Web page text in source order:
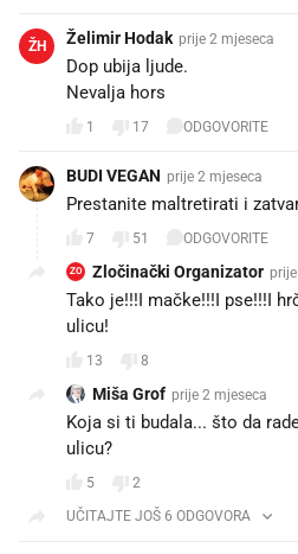
ŽH Želimir Hodak prije 2 mjeseca
Dop ubija ljude.
Nevalja hors
1 17 ODGOVORITE
BUDI VEGAN prije 2 mjeseca
Prestanite maltretirati i
7 51 ODGOVORITE
ZO Zločinački Organizator
Tako je!!!I mačke!!!I pse!!!I
ulicu!
13 8
Miša Grof prije 2 mjeseca
Koja si ti budala... što da
ulicu?
5
2
UČITAJTE JOŠ 6 ODGOVORA